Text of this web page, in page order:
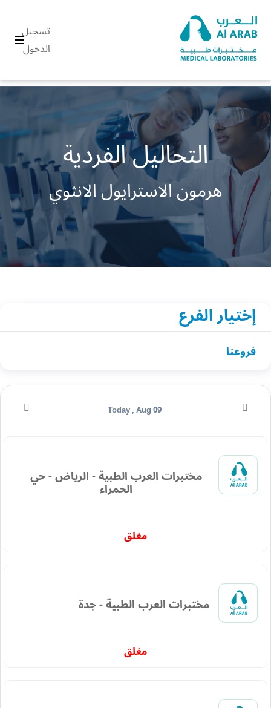
تسجيل
الدخول
التحاليل الفردية
هرمون الاسترايول الانثوي
إختيار الفرع
فروعنا
مختبرات العرب الطبية - الرياض - حي
الحمراء
مغلق
مختبرات العرب الطبية - جدة
مغلق